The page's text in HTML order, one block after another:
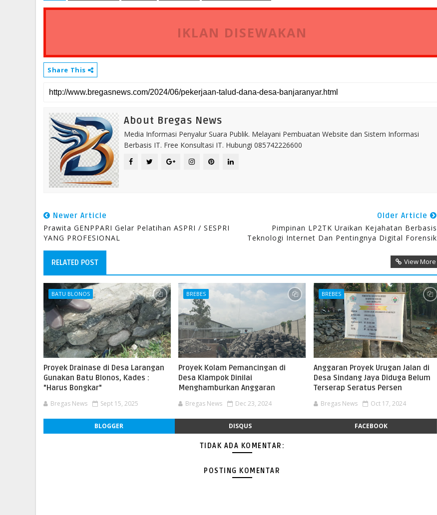
IKLAN DISEWAKAN
Share This
About Bregas News
Media Informasi Penyalur Suara Publik. Melayani Pembuatan Website dan Sistem Informasi
Berbasis IT. Free Konsultasi IT. Hubungi 085742226600
Newer Article
Prawita GENPPARI Gelar Pelatihan ASPRI / SESPRI
YANG PROFESIONAL
Older Article
Pimpinan LP2TK Uraikan Kejahatan Berbasis
Teknologi Internet Dan Pentingnya Digital Forensik
RELATED POST View More
BATU BLONOS
Proyek Drainase di Desa Larangan
Gunakan Batu Blonos, Kades :
"Harus Bongkar"
Bregas News Sept 15, 2025
BREBES
Proyek Kolam Pemancingan di
Desa Klampok Dinilai
Menghamburkan Anggaran
Bregas News Dec 23, 2024
BREBES
Anggaran Proyek Urugan Jalan di
Desa Sindang Jaya Diduga Belum
Terserap Seratus Persen
Bregas News Oct 17, 2024
BLOGGER DISQUS FACEBOOK
TIDAK ADA KOMENTAR:
POSTING KOMENTAR